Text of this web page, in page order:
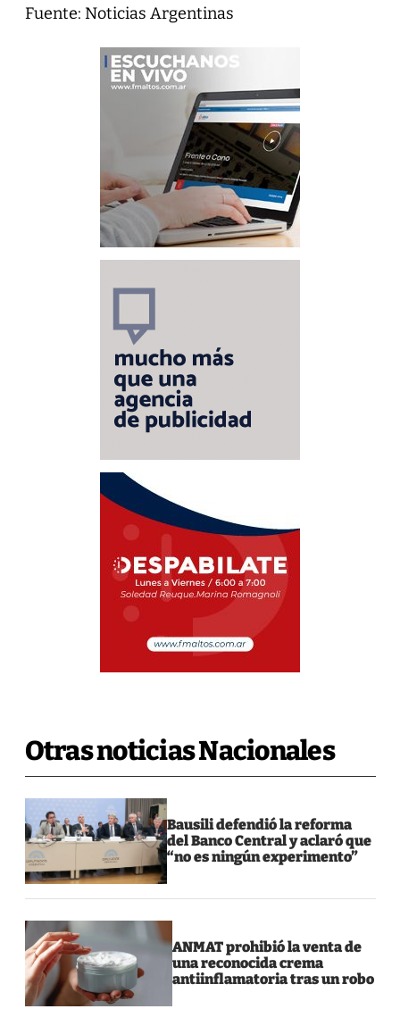
Fuente: Noticias Argentinas
Otras noticias Nacionales
Bausili defendió la reforma
del Banco Central y aclaró que
“no es ningún experimento”
ANMAT prohibió la venta de
una reconocida crema
antiinflamatoria tras un robo